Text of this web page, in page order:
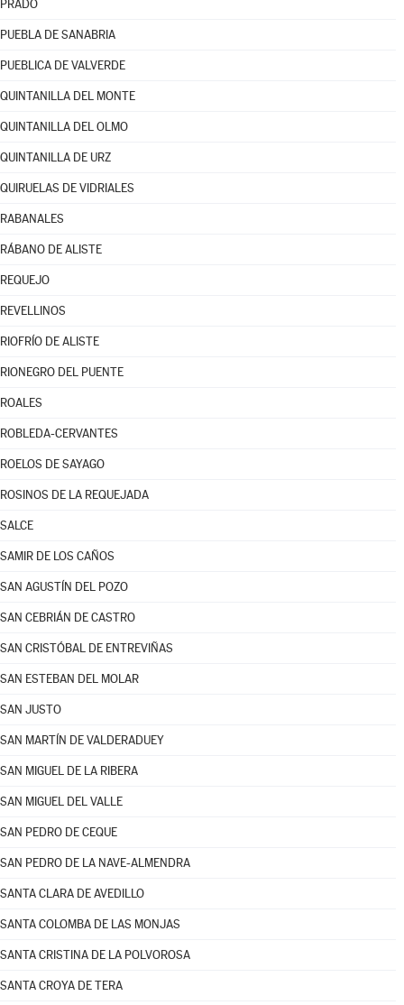
PRADO
PUEBLA DE SANABRIA
PUEBLICA DE VALVERDE
QUINTANILLA DEL MONTE
QUINTANILLA DEL OLMO
QUINTANILLA DE URZ
QUIRUELAS DE VIDRIALES
RABANALES
RÁBANO DE ALISTE
REQUEJO
REVELLINOS
RIOFRÍO DE ALISTE
RIONEGRO DEL PUENTE
ROALES
ROBLEDA-CERVANTES
ROELOS DE SAYAGO
ROSINOS DE LA REQUEJADA
SALCE
SAMIR DE LOS CAÑOS
SAN AGUSTÍN DEL POZO
SAN CEBRIÁN DE CASTRO
SAN CRISTÓBAL DE ENTREVIÑAS
SAN ESTEBAN DEL MOLAR
SAN JUSTO
SAN MARTÍN DE VALDERADUEY
SAN MIGUEL DE LA RIBERA
SAN MIGUEL DEL VALLE
SAN PEDRO DE CEQUE
SAN PEDRO DE LA NAVE-ALMENDRA
SANTA CLARA DE AVEDILLO
SANTA COLOMBA DE LAS MONJAS
SANTA CRISTINA DE LA POLVOROSA
SANTA CROYA DE TERA